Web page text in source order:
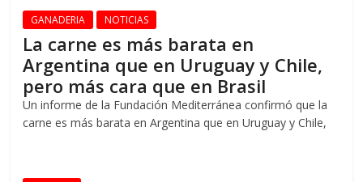
GANADERIA NOTICIAS
La carne es más barata en
Argentina que en Uruguay y Chile,
pero más cara que en Brasil
Un informe de la Fundación Mediterránea confirmó que la
carne es más barata en Argentina que en Uruguay y Chile,